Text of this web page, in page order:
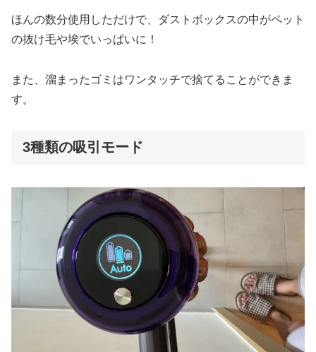
ほんの数分使用しただけで、ダストボックスの中がペット
の抜け毛や埃でいっぱいに！
また、溜まったゴミはワンタッチで捨てることができま
す。
3種類の吸引モード